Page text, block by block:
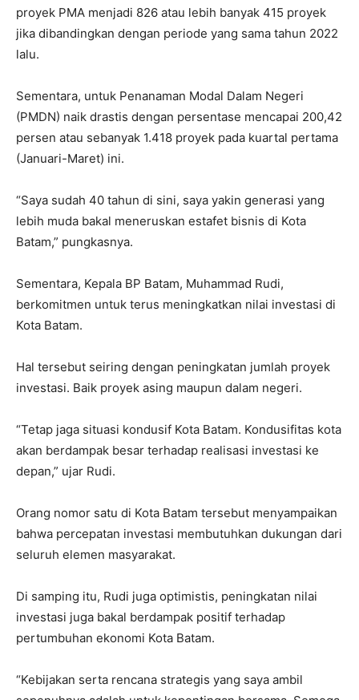
proyek PMA menjadi 826 atau lebih banyak 415 proyek
jika dibandingkan dengan periode yang sama tahun 2022
lalu.
Sementara, untuk Penanaman Modal Dalam Negeri
(PMDN) naik drastis dengan persentase mencapai 200,42
persen atau sebanyak 1.418 proyek pada kuartal pertama
(Januari-Maret) ini.
“Saya sudah 40 tahun di sini, saya yakin generasi yang
lebih muda bakal meneruskan estafet bisnis di Kota
Batam,” pungkasnya.
Sementara, Kepala BP Batam, Muhammad Rudi,
berkomitmen untuk terus meningkatkan nilai investasi di
Kota Batam.
Hal tersebut seiring dengan peningkatan jumlah proyek
investasi. Baik proyek asing maupun dalam negeri.
“Tetap jaga situasi kondusif Kota Batam. Kondusifitas kota
akan berdampak besar terhadap realisasi investasi ke
depan,” ujar Rudi.
Orang nomor satu di Kota Batam tersebut menyampaikan
bahwa percepatan investasi membutuhkan dukungan dari
seluruh elemen masyarakat.
Di samping itu, Rudi juga optimistis, peningkatan nilai
investasi juga bakal berdampak positif terhadap
pertumbuhan ekonomi Kota Batam.
“Kebijakan serta rencana strategis yang saya ambil